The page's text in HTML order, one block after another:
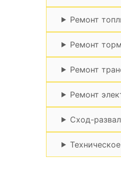
Ремонт
Ремонт
Ремонт
Ремонт
Сход-развал